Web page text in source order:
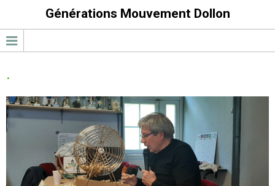
Générations Mouvement Dollon
.